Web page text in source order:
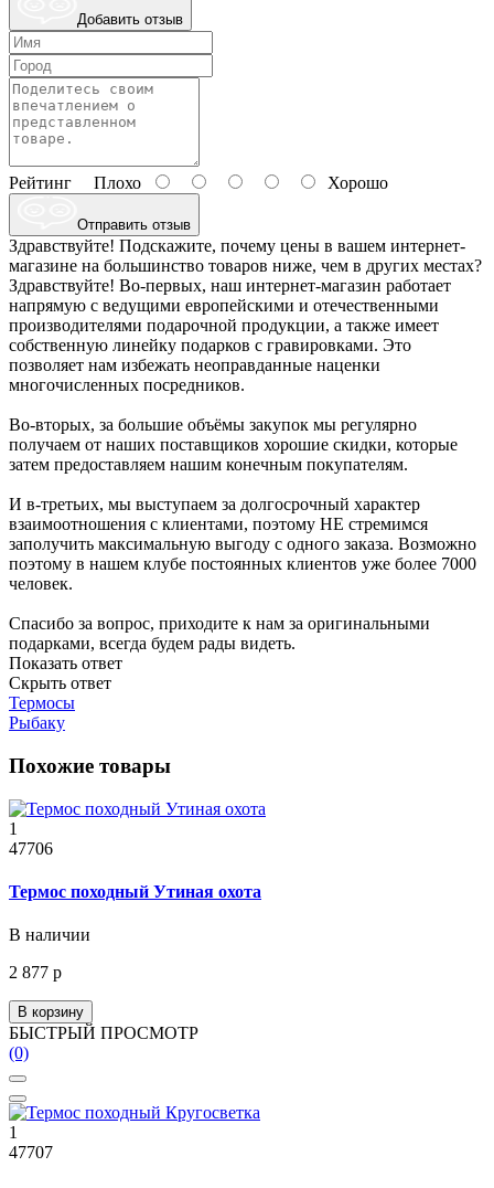
Добавить отзыв
Рейтинг Плохо Хорошо
Отправить отзыв
Здравствуйте! Подскажите, почему цены в вашем интернет-
магазине на большинство товаров ниже, чем в других местах?
Здравствуйте! Во-первых, наш интернет-магазин работает
напрямую с ведущими европейскими и отечественными
производителями подарочной продукции, а также имеет
собственную линейку подарков с гравировками. Это
позволяет нам избежать неоправданные наценки
многочисленных посредников.
Во-вторых, за большие объёмы закупок мы регулярно
получаем от наших поставщиков хорошие скидки, которые
затем предоставляем нашим конечным покупателям.
И в-третьих, мы выступаем за долгосрочный характер
взаимоотношения с клиентами, поэтому НЕ стремимся
заполучить максимальную выгоду с одного заказа. Возможно
поэтому в нашем клубе постоянных клиентов уже более 7000
человек.
Спасибо за вопрос, приходите к нам за оригинальными
подарками, всегда будем рады видеть.
Показать ответ
Скрыть ответ
Термосы
Рыбаку
Похожие товары
1
47706
Термос походный Утиная охота
В наличии
2 877 р
В корзину
БЫСТРЫЙ ПРОСМОТР
(0)
1
47707